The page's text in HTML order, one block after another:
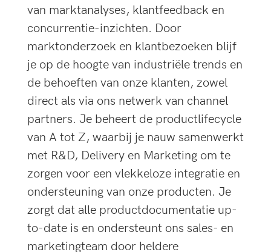
van marktanalyses, klantfeedback en
concurrentie-inzichten. Door
marktonderzoek en klantbezoeken blijf
je op de hoogte van industriële trends en
de behoeften van onze klanten, zowel
direct als via ons netwerk van channel
partners. Je beheert de productlifecycle
van A tot Z, waarbij je nauw samenwerkt
met R&D, Delivery en Marketing om te
zorgen voor een vlekkeloze integratie en
ondersteuning van onze producten. Je
zorgt dat alle productdocumentatie up-
to-date is en ondersteunt ons sales- en
marketingteam door heldere